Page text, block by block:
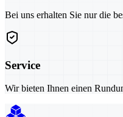
Bei uns erhalten Sie nur die
Service
Wir bieten Ihnen einen